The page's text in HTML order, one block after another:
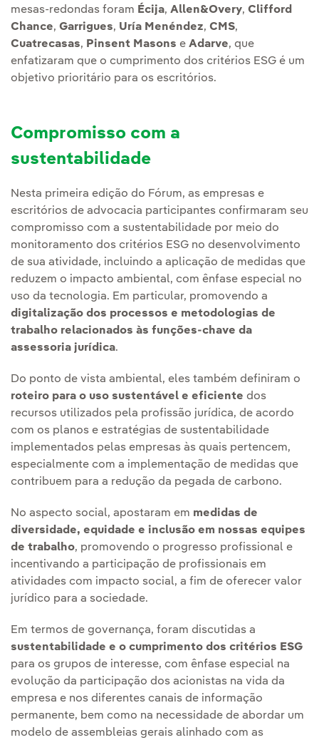
mesas-redondas foram Écija, Allen&Overy, Clifford
Chance, Garrigues, Uría Menéndez, CMS,
Cuatrecasas, Pinsent Masons e Adarve, que
enfatizaram que o cumprimento dos critérios ESG é um
objetivo prioritário para os escritórios.
Compromisso com a
sustentabilidade
Nesta primeira edição do Fórum, as empresas e
escritórios de advocacia participantes confirmaram seu
compromisso com a sustentabilidade por meio do
monitoramento dos critérios ESG no desenvolvimento
de sua atividade, incluindo a aplicação de medidas que
reduzem o impacto ambiental, com ênfase especial no
uso da tecnologia. Em particular, promovendo a
digitalização dos processos e metodologias de
trabalho relacionados às funções-chave da
assessoria jurídica.
Do ponto de vista ambiental, eles também definiram o
roteiro para o uso sustentável e eficiente dos
recursos utilizados pela profissão jurídica, de acordo
com os planos e estratégias de sustentabilidade
implementados pelas empresas às quais pertencem,
especialmente com a implementação de medidas que
contribuem para a redução da pegada de carbono.
No aspecto social, apostaram em medidas de
diversidade, equidade e inclusão em nossas equipes
de trabalho, promovendo o progresso profissional e
incentivando a participação de profissionais em
atividades com impacto social, a fim de oferecer valor
jurídico para a sociedade.
Em termos de governança, foram discutidas a
sustentabilidade e o cumprimento dos critérios ESG
para os grupos de interesse, com ênfase especial na
evolução da participação dos acionistas na vida da
empresa e nos diferentes canais de informação
permanente, bem como na necessidade de abordar um
modelo de assembleias gerais alinhado com as